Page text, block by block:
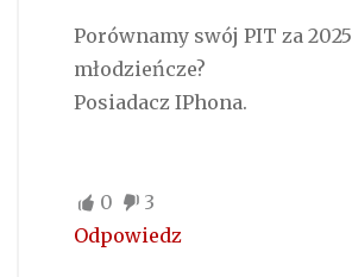
Porównamy swój PIT za 2025
młodzieńcze?
Posiadacz IPhona.
0
3
Odpowiedz